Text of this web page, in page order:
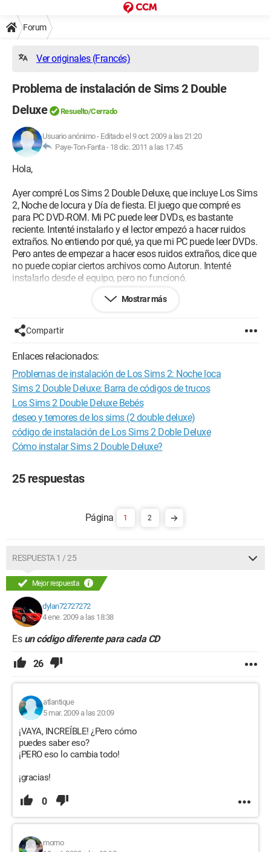
Forum
Ver originales (Francés)
Problema de instalación de Sims 2 Double
Deluxe
Resuelto/Cerrado
Usuario anónimo- Editado el 9 oct. 2009 a las 21:20
Paye-Ton-Fanta - 18 dic. 2011 a las 17:45
Hola,
Ayer compré Los Sims 2 Double Deluxe, que incluye Los Sims
2, Noche de locura y Día de fiesta. El juego que compré es
para PC DVD-ROM. Mi PC puede leer DVDs, es bastante
reciente. Intenté instalarlo y el lector empezó a hacer ruidos
extraños. No entiendo por qué, ya que mi PC puede leer DVDs.
Pero antes de empezar a hacer esos ruidos extraños, dice que
no puede copiar ciertos archivos como Autorun. Intenté
instalarlo desde el equipo, pero no funcionó.
Para tu información tengo:
Vista
Intel(R) Core(TM) 2 Duo CPU
2.67 GHz
Placa base: ASUSTeK Computer INC. P5K SE
Tarjeta gráfica: NVIDIA GeForce 8600 GT
Gracias de antemano.
Sé que algunas otras personas han tenido problemas para
instalar este juego en Vista.
Mostrar más
Compartir
Enlaces relacionados:
Problemas de instalación de Los Sims 2: Noche loca
Sims 2 Double Deluxe: Barra de códigos de trucos
Los Sims 2 Double Deluxe Bebés
deseo y temores de los sims (2 double deluxe)
código de instalación de Los Sims 2 Doble Deluxe
Cómo instalar Sims 2 Double Deluxe?
25 respuestas
1 2
RESPUESTA 1 / 25
Mejor respuesta
dylan72727272
4 ene. 2009 a las 18:38
Es un código diferente para cada CD
26
atlantique
5 mar. 2009 a las 20:09
¡VAYA, INCREÍBLE! ¿Pero cómo
puedes saber eso?
¡PERO eso lo cambia todo!
¡gracias!
0
momo